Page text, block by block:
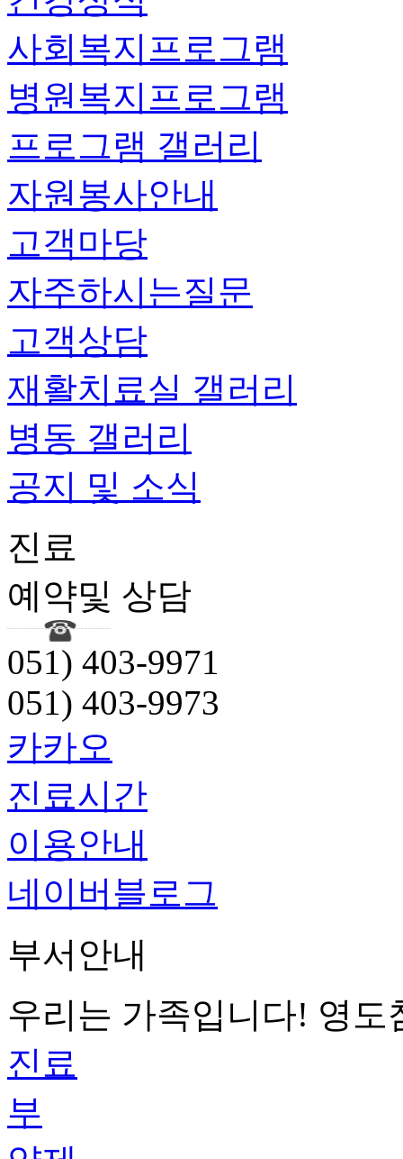
사회복지프로그램
병원복지프로그램
프로그램 갤러리
자원봉사안내
고객마당
자주하시는질문
고객상담
재활치료실 갤러리
병동 갤러리
공지 및 소식
진료
예약및 상담
051) 403-9971
051) 403-9973
카카오
진료시간
이용안내
네이버블로그
부서안내
우리는 가족입니다! 영도
진료
부